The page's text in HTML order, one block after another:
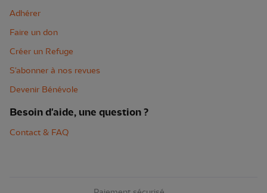
Adhérer
Faire un don
Créer un Refuge
S'abonner à nos revues
Devenir Bénévole
Besoin d'aide, une question ?
Contact & FAQ